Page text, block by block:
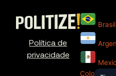
Política de
privacidade
Brasil
Colombia